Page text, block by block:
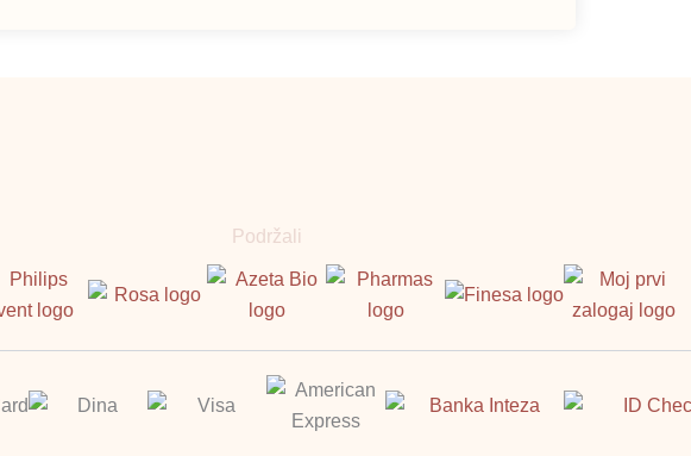
Podržali